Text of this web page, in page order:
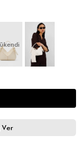
Ver